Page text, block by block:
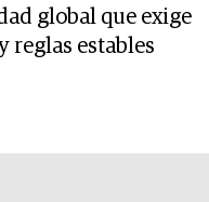
global que exige
reglas estables